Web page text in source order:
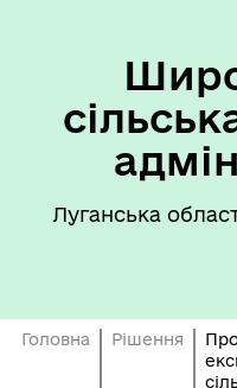
Луганська
Головна Рішення